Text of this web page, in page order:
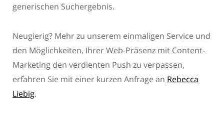
generischen Suchergebnis.
Neugierig? Mehr zu unserem einmaligen Service und
den Möglichkeiten, Ihrer Web-Präsenz mit Content-
Marketing den verdienten Push zu verpassen,
erfahren Sie mit einer kurzen Anfrage an Rebecca
Liebig.